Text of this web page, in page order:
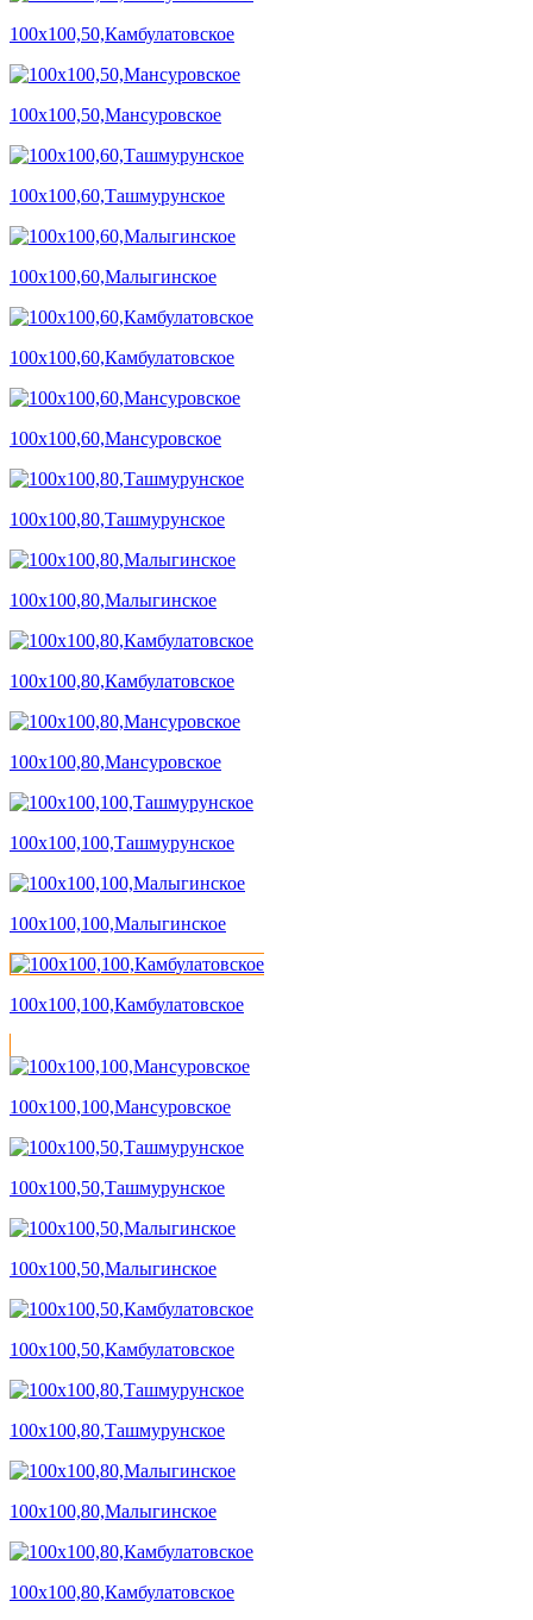
100х100,50,Камбулатовское
100х100,50,Мансуровское
100х100,60,Ташмурунское
100х100,60,Малыгинское
100х100,60,Камбулатовское
100х100,60,Мансуровское
100х100,80,Ташмурунское
100х100,80,Малыгинское
100х100,80,Камбулатовское
100х100,80,Мансуровское
100х100,100,Ташмурунское
100х100,100,Малыгинское
100х100,100,Камбулатовское
100х100,100,Мансуровское
100х100,50,Ташмурунское
100х100,50,Малыгинское
100х100,50,Камбулатовское
100х100,80,Ташмурунское
100х100,80,Малыгинское
100х100,80,Камбулатовское